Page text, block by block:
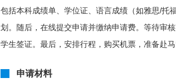
包括本科成绩单、学位证、语言成绩（如雅思/托
划。随后，在线提交申请并缴纳申请费。等待审
学生签证。最后，安排行程，购买机票，准备赴马
申请材料